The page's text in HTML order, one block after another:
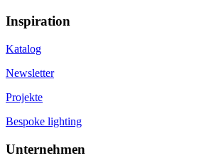
Inspiration
Katalog
Newsletter
Projekte
Bespoke lighting
Unternehmen